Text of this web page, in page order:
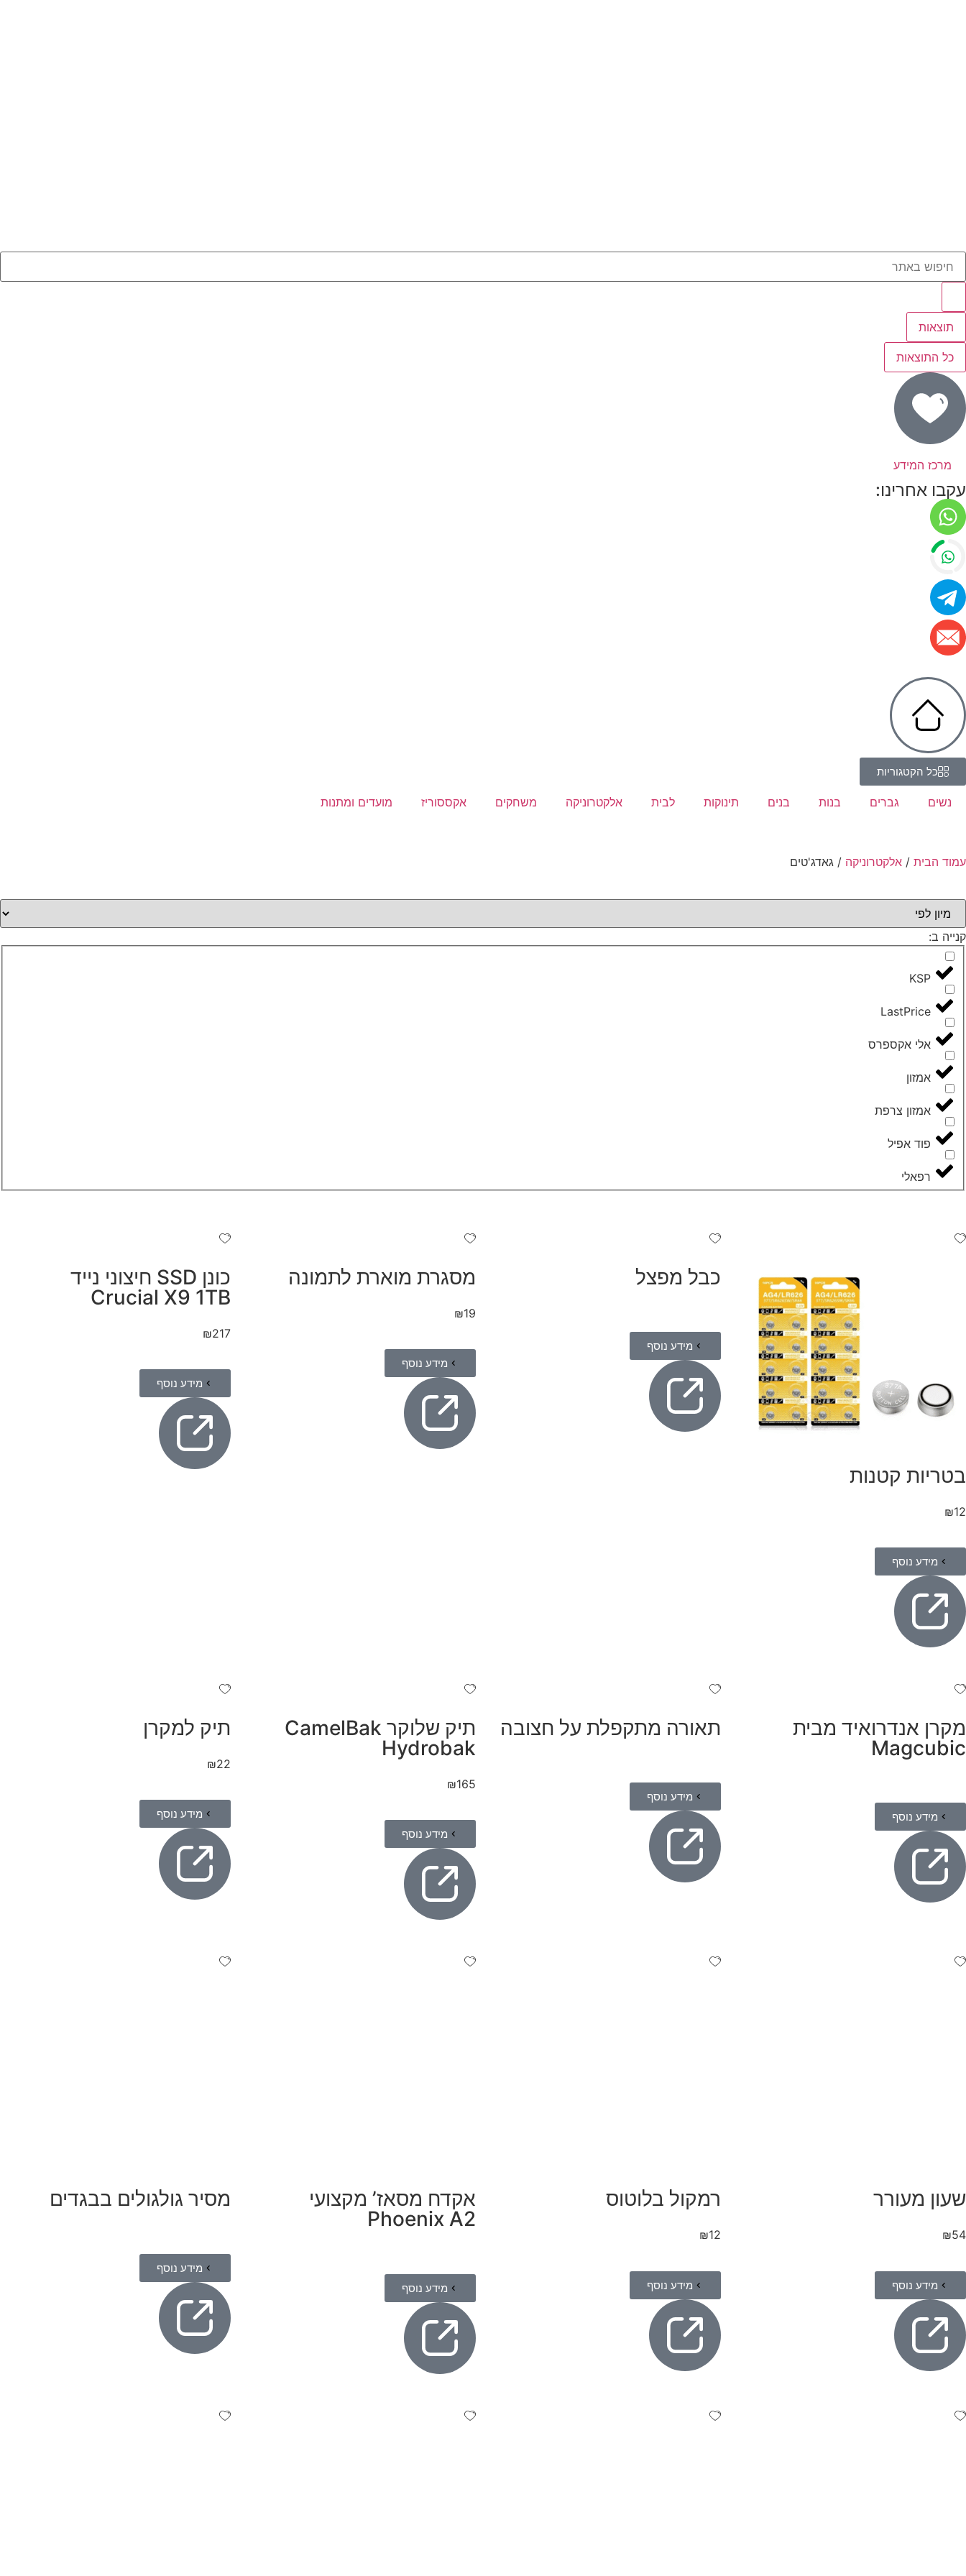
תוצאות
כל התוצאות
מרכז המידע
עקבו אחרינו:
כל הקטגוריות
נשים גברים בנות בנים תינוקות לבית אלקטרוניקה משחקים אקססוריז מועדים ומתנות
עמוד הבית / אלקטרוניקה / גאדג'טים
קנייה ב:
KSP
LastPrice
אלי אקספרס
אמזון
אמזון צרפת
פוד אפיל
רפאלי
בטריות קטנות
₪12
מידע נוסף
כבל מפצל
מידע נוסף
מסגרת מוארת לתמונה
₪19
מידע נוסף
כונן SSD חיצוני נייד
Crucial X9 1TB
₪217
מידע נוסף
מקרן אנדרואיד מבית
Magcubic
מידע נוסף
תאורה מתקפלת על חצובה
מידע נוסף
תיק שלוקר CamelBak
Hydrobak
₪165
מידע נוסף
תיק למקרן
₪22
מידע נוסף
שעון מעורר
₪54
מידע נוסף
רמקול בלוטוס
₪12
מידע נוסף
אקדח מסאז’ מקצועי
Phoenix A2
מידע נוסף
מסיר גולגולים בבגדים
מידע נוסף